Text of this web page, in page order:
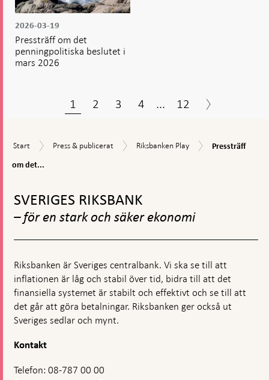
2026-03-19
Pressträff om det
penningpolitiska beslutet i
mars 2026
1 2 3 4 ... 12
Start
Start
Press
Press & publicerat
Riksbanken
Riksbanken Play
Pressträff
Pressträff
om det...
toppnavigation
SVERIGES RIKSBANK
– för en stark och säker ekonomi
Riksbanken är Sveriges centralbank. Vi ska se till att
inflationen är låg och stabil över tid, bidra till att det
finansiella systemet är stabilt och effektivt och se till att
det går att göra betalningar. Riksbanken ger också ut
Sveriges sedlar och mynt.
Kontakt
Telefon: 08-787 00 00